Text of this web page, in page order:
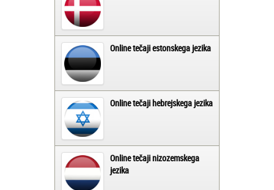
Online tečaji estonskega jezika
Online tečaji hebrejskega jezika
Online tečaji nizozemskega
jezika